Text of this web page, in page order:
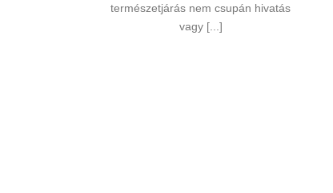
természetjárás nem csupán hivatás
vagy [...]